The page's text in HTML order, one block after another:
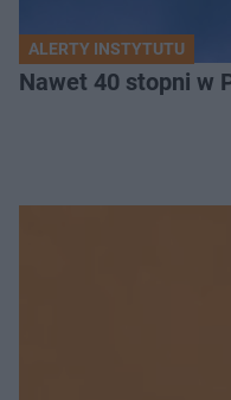
ALERTY INSTYTUTU
Nawet 40 stopni w